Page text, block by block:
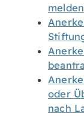
melden
oder
nach